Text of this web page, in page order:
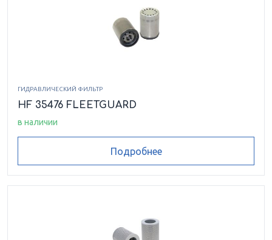
ГИДРАВЛИЧЕСКИЙ ФИЛЬТР
HF 35476 FLEETGUARD
в наличии
Подробнее